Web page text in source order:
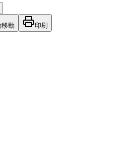
移動 印刷